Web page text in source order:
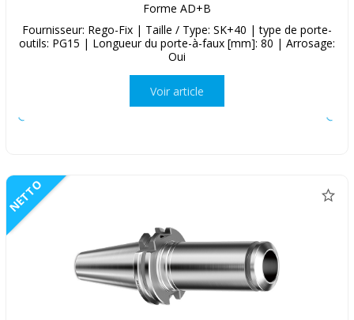
Forme AD+B
Fournisseur: Rego-Fix | Taille / Type: SK+40 | type de porte-
outils: PG15 | Longueur du porte-à-faux [mm]: 80 | Arrosage:
Oui
Voir article
NETTO